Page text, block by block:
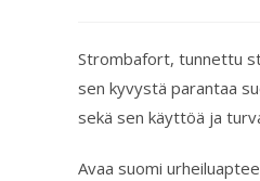
Strombafort, tunnettu
sen kyvystä parantaa
sekä sen käyttöä ja
Avaa suomi